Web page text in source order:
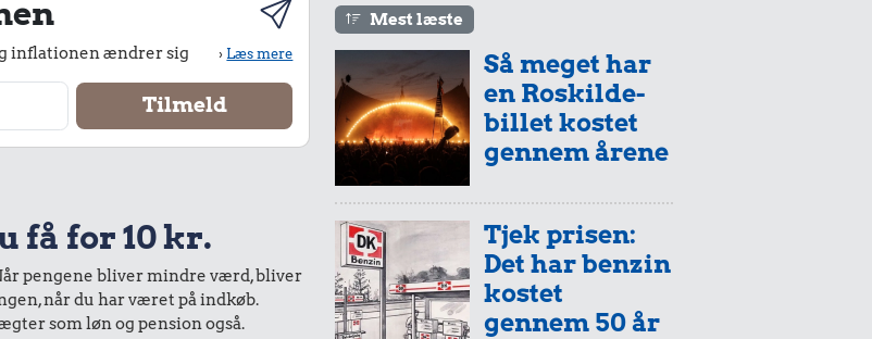
inflationen ændrer sig ›Læs mere
få for 10 kr.
pengene bliver mindre værd, bliver
når du har været på indkøb.
som løn og pension også.
Mest læste
Så meget har
en Roskilde-
billet kostet
gennem årene
Tjek prisen:
Det har benzin
kostet
gennem 50 år